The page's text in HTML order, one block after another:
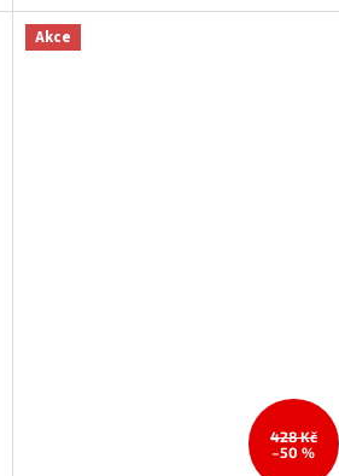
Akce
428 Kč
–50 %